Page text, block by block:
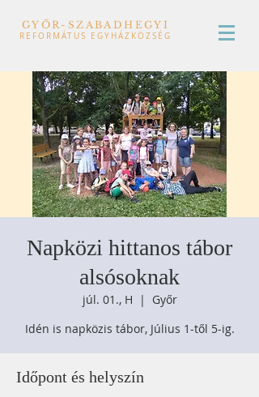
GYŐR-SZABADHEGYI
REFORMÁTUS EGYHÁZKÖZSÉG
Napközi hittanos tábor
alsósoknak
júl. 01., H
  |
Győr
Idén is napközis tábor, Július 1-től 5-ig.
Időpont és helyszín